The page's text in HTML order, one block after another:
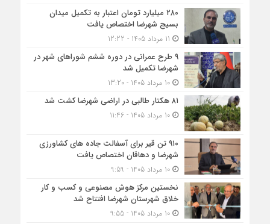
۲۸۰ میلیارد تومان اعتبار به تکمیل میدان
بسیج شهرضا اختصاص یافت
۹ طرح عمرانی در دوره ششم شوراهای شهر در
شهرضا تکمیل شد
10 مرداد 1405 - 13:20
۸۱ هکتار طالبی در اراضی شهرضا کشت شد
10 مرداد 1405 - 11:46
۹۱۰ تن قیر برای آسفالت جاده های کشاورزی
شهرضا و دهاقان اختصاص یافت
10 مرداد 1405 - 9:59
نخستین مرکز هوش مصنوعی و کسب‌ و کار
خلاق شهرستان شهرضا افتتاح شد
10 مرداد 1405 - 9:55